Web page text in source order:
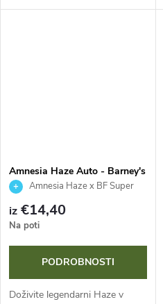
ciklom le 65-70 dni. Ponuja do
Amnesia Haze Auto - Barney's
FarmAmnesia Haze x BF Super
Auto #1
iz €14,40
Na poti
PODROBNOSTI
Doživite legendarni Haze v